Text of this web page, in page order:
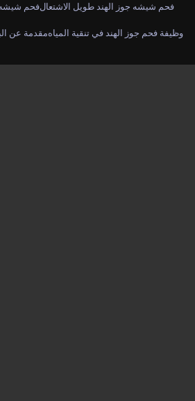
فحم شيشهفحم شيشه جوز الهند طويل الاشتعال
مقدمة عنوظيفة فحم جوز الهند في تنقية المياه